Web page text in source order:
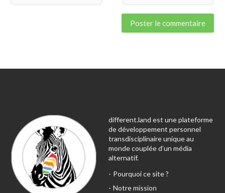
different.land est une plateforme
de développement personnel
transdisciplinaire unique au
monde couplée d’un média
alternatif.
Pourquoi ce site ?
Notre mission